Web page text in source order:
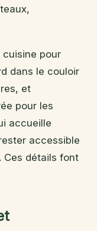
cuisine pour
dans le couloir
et
pour les
accueille
accessible
Ces détails font